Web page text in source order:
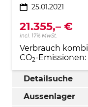
25.01.2021
21.355,– €
incl. 17% MwSt.
Verbrauch
CO2-Emissionen:
Detailsuche
Aussenlager